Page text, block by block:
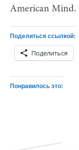
American Mind.
Поделиться ссылкой:
Поделиться
Понравилось это: